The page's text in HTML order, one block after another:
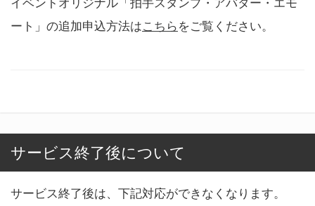
ート」の追加申込方法はこちら をご覧ください。
サービス終了後について
サービス終了後は、下記対応ができなくなります。